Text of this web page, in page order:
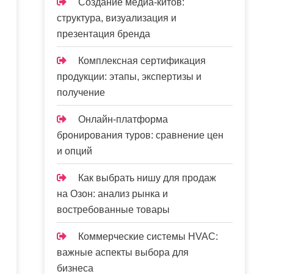
Создание медиа-китов:
структура, визуализация и
презентация бренда
Комплексная сертификация
продукции: этапы, экспертизы и
получение
Онлайн-платформа
бронирования туров: сравнение цен
и опций
Как выбрать нишу для продаж
на Озон: анализ рынка и
востребованные товары
Коммерческие системы HVAC:
важные аспекты выбора для
бизнеса